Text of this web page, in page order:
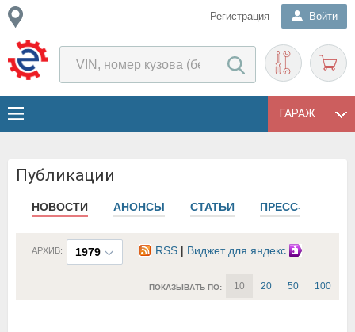
Регистрация Войти
ГАРАЖ
Публикации
НОВОСТИ АНОНСЫ СТАТЬИ ПРЕСС-РЕЛИЗЫ
1979
АРХИВ: RSS | Виджет для яндекс
ПОКАЗЫВАТЬ ПО: 10 20 50 100